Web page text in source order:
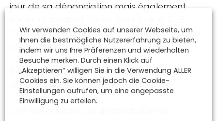
jour de sa dénonciation mais également
n’avait pas été dénoncée – doivent recevoir
une information individuelle.
S’agissant du CSE, l’information doit être
portée à sa connaissance en réunion.
Wir verwenden Cookies auf unserer Webseite, um
Ihnen die bestmögliche Nutzererfahrung zu bieten,
indem wir uns Ihre Präferenzen und wiederholten
Besuche merken. Durch einen Klick auf
„Akzeptieren“ willigen Sie in die Verwendung ALLER
Cookies ein. Sie können jedoch die Cookie-
Einstellungen aufrufen, um eine angepasste
Einwilligung zu erteilen.